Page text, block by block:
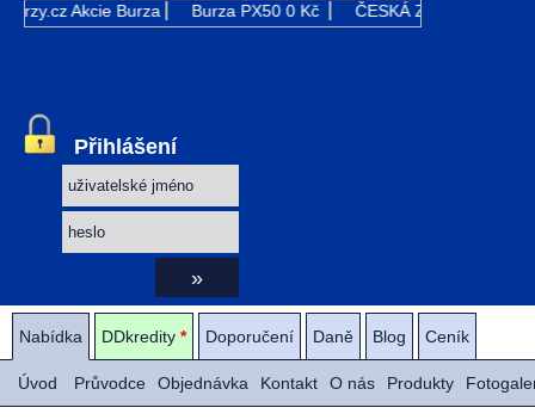
Akcie Burza Burza PX50 0 Kč ČESKÁ ZBROJOVKA GR
Přihlášení
Nabídka DDkredity * Doporučení Daně Blog Ceník
Úvod Průvodce Objednávka Kontakt O nás Produkty